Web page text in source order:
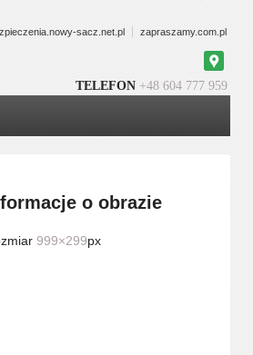
sacz.net.pl zapraszamy.com.pl
Maps
TELEFON +48 604 777 959
o obrazie
999×299px